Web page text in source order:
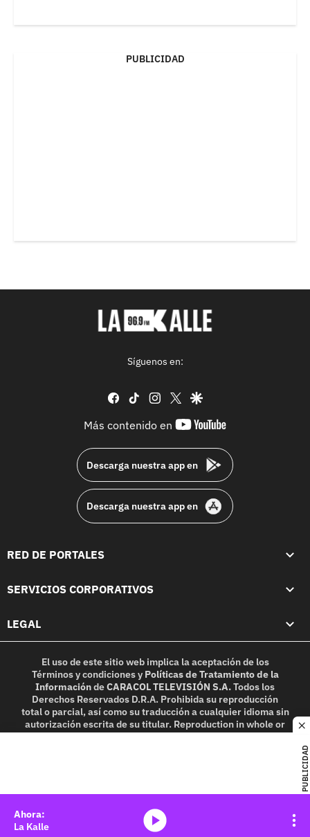
PUBLICIDAD
PUBLICIDAD
Síguenos en:
facebook
tiktok instagram
twittergoogle
Más contenido en
youtube-
Descarga nuestra app en
Descarga nuestra app en
RED DE PORTALES
SERVICIOS CORPORATIVOS
LEGAL
El uso de este sitio web implica la aceptación de los
Términos y condicionesy Políticas de Tratamiento de la
InformacióndeCARACOL TELEVISIÓN S.A.Todos los
Derechos Reservados D.R.A. Prohibida su reproducción
total o parcial, así como su traducción a cualquier idioma sin
autorización escrita de su titular. Reproduction in whole or
La Kalle